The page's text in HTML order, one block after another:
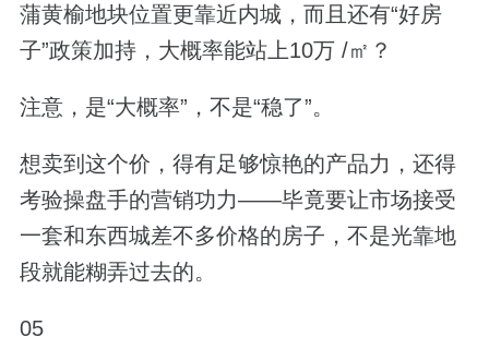
蒲黄榆地块位置更靠近内城，而且还有“好房
子”政策加持，大概率能站上10万 /㎡？
注意，是“大概率”，不是“稳了”。
想卖到这个价，得有足够惊艳的产品力，还得
考验操盘手的营销功力——毕竟要让市场接受
一套和东西城差不多价格的房子，不是光靠地
段就能糊弄过去的。
05